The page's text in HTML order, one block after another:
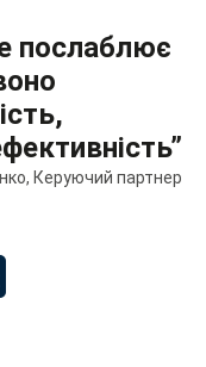
послаблює
Керуючий партнер